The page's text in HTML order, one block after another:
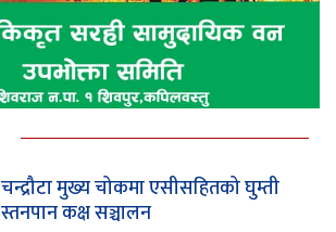
चन्द्रौटा मुख्य चोकमा एसीसहितको घुम्ती
स्तनपान कक्ष सञ्चालन